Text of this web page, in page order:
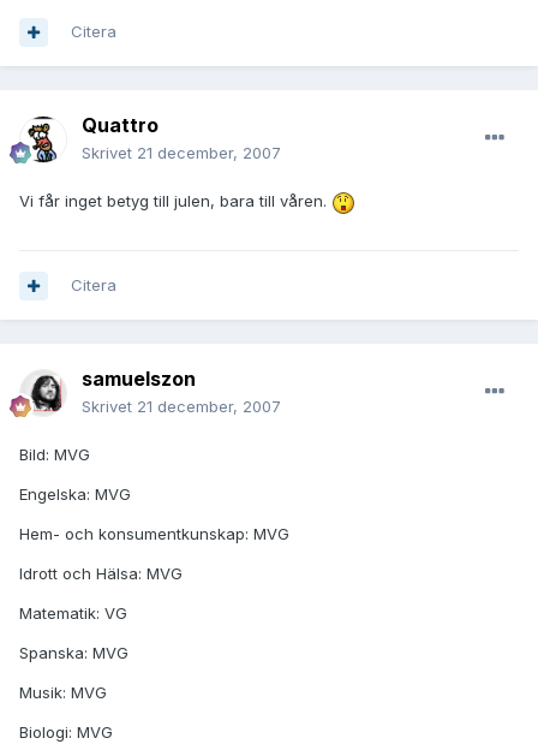
Citera
Quattro
Skrivet 21 december, 2007
Vi får inget betyg till julen, bara till våren.
Citera
samuelszon
Skrivet 21 december, 2007
Bild: MVG
Engelska: MVG
Hem- och konsumentkunskap: MVG
Idrott och Hälsa: MVG
Matematik: VG
Spanska: MVG
Musik: MVG
Biologi: MVG